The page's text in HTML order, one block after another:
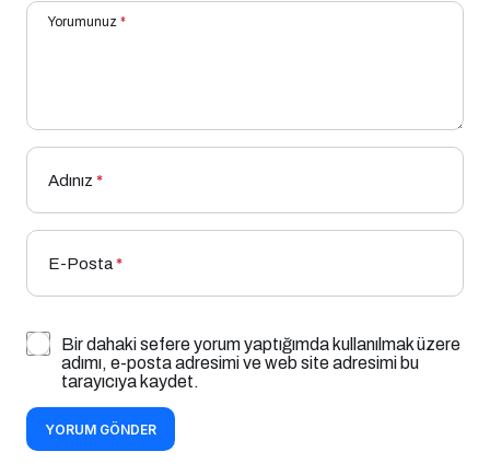
Yorumunuz *
Adınız *
E-Posta*
Bir dahaki sefere yorum yaptığımda kullanılmak üzere
adımı, e-posta adresimi ve web site adresimi bu
tarayıcıya kaydet.
YORUM GÖNDER